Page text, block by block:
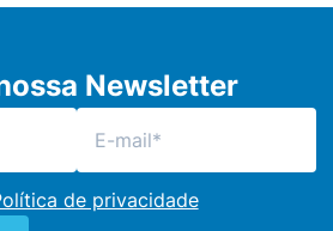
Newsletter
de privacidade